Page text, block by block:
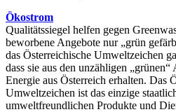
Ökostrom
Qualitätssiegel helfen gegen
beworbene Angebote nur „grün
das Österreichische Umweltzeichen
dass sie aus den unzähligen
Energie aus Österreich erhalten. Das
Umweltzeichen ist das einzige
umweltfreundlichen Produkte und